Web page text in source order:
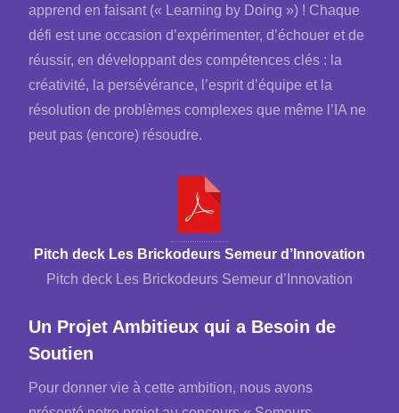
apprend en faisant (« Learning by Doing ») ! Chaque
défi est une occasion d’expérimenter, d’échouer et de
réussir, en développant des compétences clés : la
créativité, la persévérance, l’esprit d’équipe et la
résolution de problèmes complexes que même l’IA ne
peut pas (encore) résoudre.
Pitch deck Les Brickodeurs Semeur d’Innovation
Pitch deck Les Brickodeurs Semeur d’Innovation
Un Projet Ambitieux qui a Besoin de
Soutien
Pour donner vie à cette ambition, nous avons